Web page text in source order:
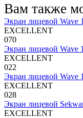
Вам также
Экран лицевой
EXCELLENT
070
Экран лицевой
EXCELLENT
022
Экран лицевой
EXCELLENT
028
Экран лицевой
EXCELLENT